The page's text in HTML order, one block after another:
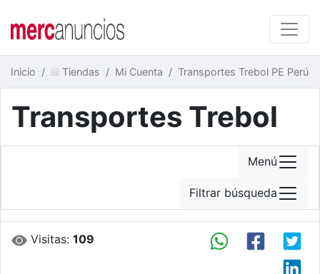
Inicio Tiendas Mi Cuenta Transportes Trebol PE Perú
Transportes Trebol
Visitas:109
Menú
Filtrar búsqueda